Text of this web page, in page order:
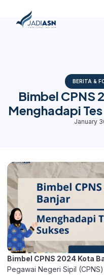
BERITA &
Bimbel CPNS
Menghadapi
January
Bimbel CPNS 2024 Kota
Pegawai Negeri Sipil